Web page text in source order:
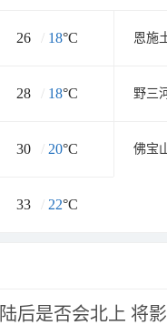
26 / 18°C 恩施
28 / 18°C 野三
30 / 20°C 佛宝
33 / 22°C
后是否会北上 将